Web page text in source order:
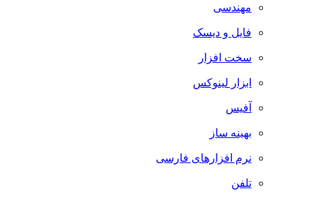
مهندسی
فایل و دیسک
سخت افزار
ابزار لینوکس
آفیس
بهینه ساز
نرم افزارهای فارسی
تلفن